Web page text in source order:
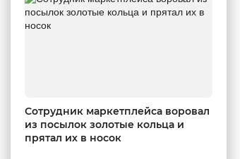
Сотрудник маркетплейса воровал
из посылок золотые кольца и
прятал их в носок